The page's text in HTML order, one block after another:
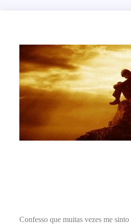
Confesso que muitas vezes me